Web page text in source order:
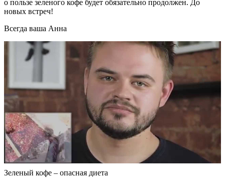
о пользе зеленого кофе будет обязательно продолжен. До
новых встреч!
Всегда ваша Анна
Зеленый кофе – опасная диета